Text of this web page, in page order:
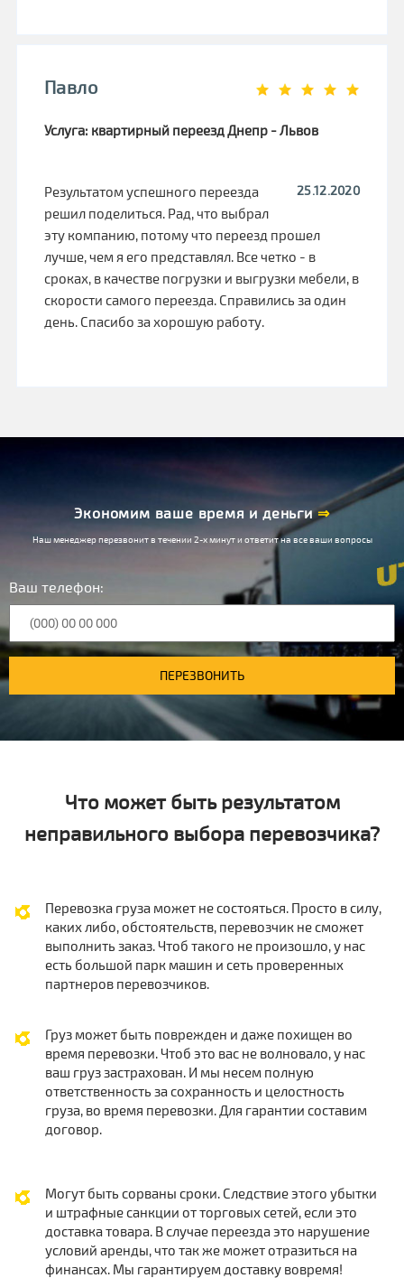
Павло
Услуга: квартирный переезд Днепр - Львов
25.12.2020
Результатом успешного переезда
решил поделиться. Рад, что выбрал
эту компанию, потому что переезд прошел
лучше, чем я его представлял. Все четко - в
сроках, в качестве погрузки и выгрузки мебели, в
скорости самого переезда. Справились за один
день. Спасибо за хорошую работу.
Экономим ваше время и деньги⇒
Наш менеджер перезвонит в течении 2-х минут и ответит на все ваши вопросы
Ваш телефон:
ПЕРЕЗВОНИТЬ
Что может быть результатом
неправильного выбора перевозчика?
Перевозка груза может не состояться. Просто в силу,
каких либо, обстоятельств, перевозчик не сможет
выполнить заказ. Чтоб такого не произошло, у нас
есть большой парк машин и сеть проверенных
партнеров перевозчиков.
Груз может быть поврежден и даже похищен во
время перевозки. Чтоб это вас не волновало, у нас
ваш груз застрахован. И мы несем полную
ответственность за сохранность и целостность
груза, во время перевозки. Для гарантии составим
договор.
Могут быть сорваны сроки. Следствие этого убытки
и штрафные санкции от торговых сетей, если это
доставка товара. В случае переезда это нарушение
условий аренды, что так же может отразиться на
финансах. Мы гарантируем доставку вовремя!